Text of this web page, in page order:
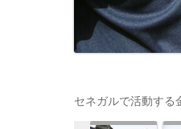
セネガルで活動する